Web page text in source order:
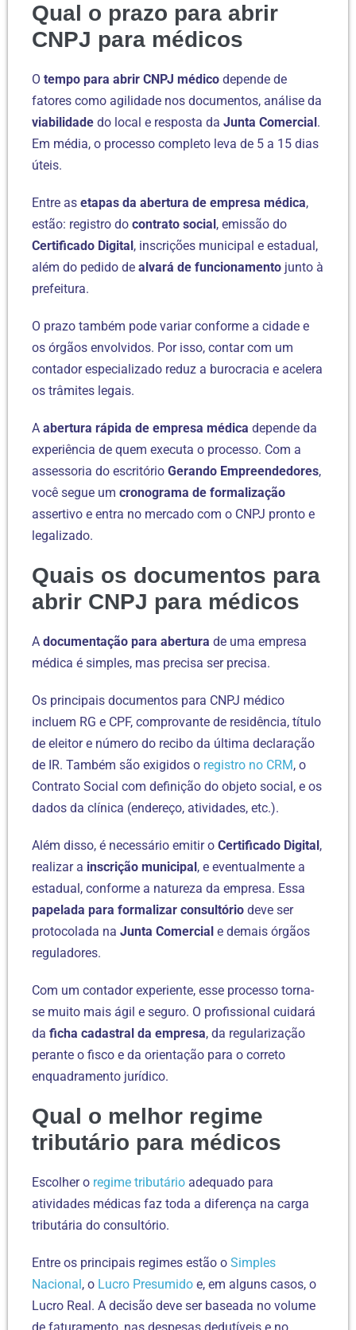
Qual o prazo para abrir
CNPJ para médicos
O tempo para abrir CNPJ médico depende de
fatores como agilidade nos documentos, análise da
viabilidade do local e resposta da Junta Comercial .
Em média, o processo completo leva de 5 a 15 dias
úteis.
Entre as etapas da abertura de empresa médica,
estão: registro do contrato social , emissão do
Certificado Digital , inscrições municipal e estadual,
além do pedido de alvará de funcionamento junto à
prefeitura.
O prazo também pode variar conforme a cidade e
os órgãos envolvidos. Por isso, contar com um
contador especializado reduz a burocracia e acelera
os trâmites legais.
A abertura rápida de empresa médica depende da
experiência de quem executa o processo. Com a
assessoria do escritório Gerando Empreendedores,
você segue um cronograma de formalização
assertivo e entra no mercado com o CNPJ pronto e
legalizado.
Quais os documentos para
abrir CNPJ para médicos
A documentação para abertura de uma empresa
médica é simples, mas precisa ser precisa.
Os principais documentos para CNPJ médico
incluem RG e CPF, comprovante de residência, título
de eleitor e número do recibo da última declaração
de IR. Também são exigidos o registro no CRM, o
Contrato Social com definição do objeto social, e os
dados da clínica (endereço, atividades, etc.).
Além disso, é necessário emitir o Certificado Digital ,
realizar a inscrição municipal , e eventualmente a
estadual, conforme a natureza da empresa. Essa
papelada para formalizar consultório deve ser
protocolada na Junta Comercial e demais órgãos
reguladores.
Com um contador experiente, esse processo torna-
se muito mais ágil e seguro. O profissional cuidará
da ficha cadastral da empresa, da regularização
perante o fisco e da orientação para o correto
enquadramento jurídico.
Qual o melhor regime
tributário para médicos
Escolher o regime tributário adequado para
atividades médicas faz toda a diferença na carga
tributária do consultório.
Entre os principais regimes estão o Simples
Nacional , o Lucro Presumido e, em alguns casos, o
Lucro Real. A decisão deve ser baseada no volume